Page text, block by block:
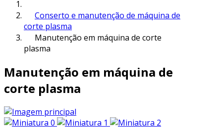
Conserto e manutenção de máquina de
corte plasma
Manutenção em máquina de corte
plasma
Manutenção em máquina de
corte plasma